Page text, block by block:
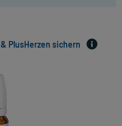
PlusHerzen sichern